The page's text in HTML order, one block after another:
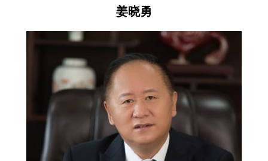
姜晓勇